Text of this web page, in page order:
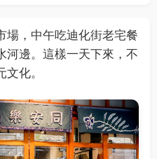
場，中午吃迪化街老宅餐
河邊。這樣一天下來，不
化。